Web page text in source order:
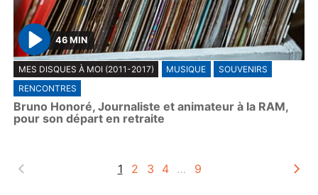
P
l
a
y
46 MIN
MES DISQUES À MOI (2011-2017) MUSIQUE
SOUVENIRS
RENCONTRES
Bruno Honoré, Journaliste et animateur à la RAM,
pour son départ en retraite
1 2 3 4 … 9